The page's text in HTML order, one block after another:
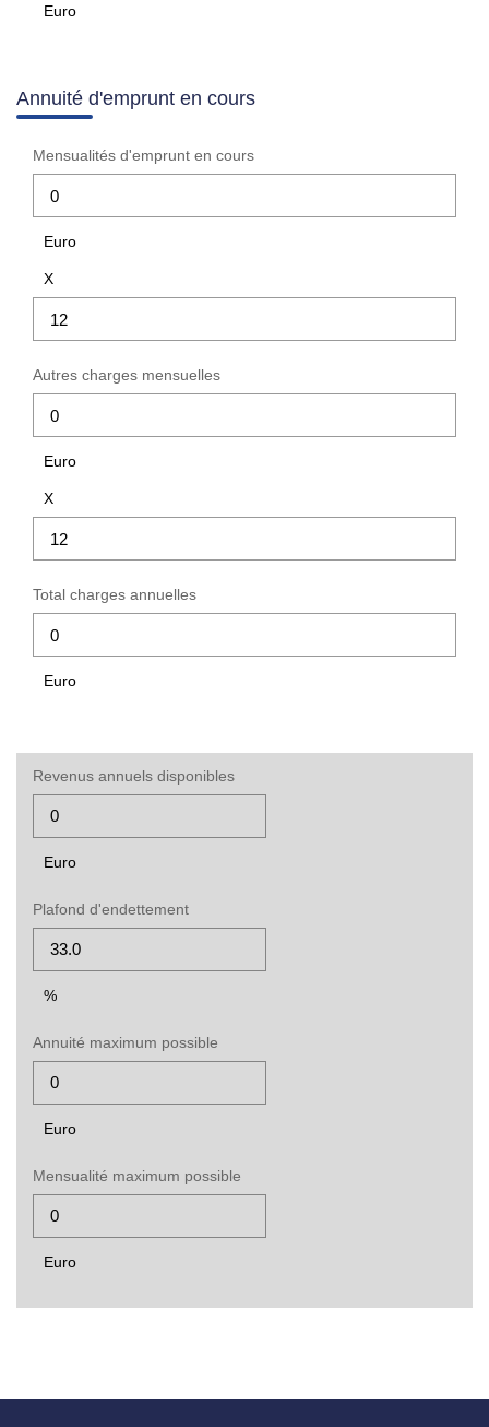
Euro
Annuité d'emprunt en cours
Mensualités d'emprunt en cours
Euro
X
Autres charges mensuelles
Euro
X
Total charges annuelles
Euro
Revenus annuels disponibles
Euro
Plafond d'endettement
%
Annuité maximum possible
Euro
Mensualité maximum possible
Euro